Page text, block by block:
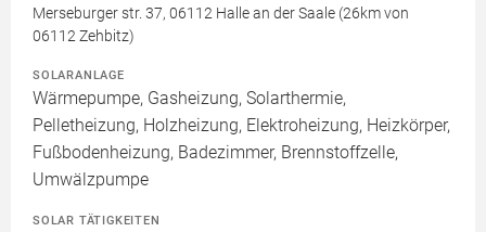
Merseburger str. 37, 06112 Halle an der Saale (26km von
06112 Zehbitz)
SOLARANLAGE
Wärmepumpe, Gasheizung, Solarthermie,
Pelletheizung, Holzheizung, Elektroheizung, Heizkörper,
Fußbodenheizung, Badezimmer, Brennstoffzelle,
Umwälzpumpe
SOLAR TÄTIGKEITEN